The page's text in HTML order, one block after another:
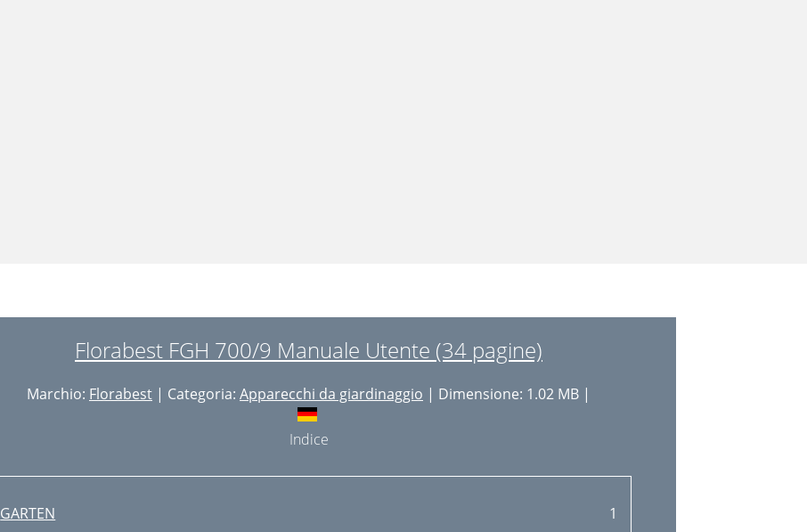
Florabest FGH 700/9 Manuale Utente (34 pagine)
Marchio: Florabest | Categoria: Apparecchi da giardinaggio | Dimensione: 1.02 MB |
Indice
GARTEN
1